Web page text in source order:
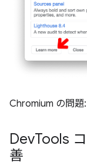
Chromium の問題:
DevTools
善